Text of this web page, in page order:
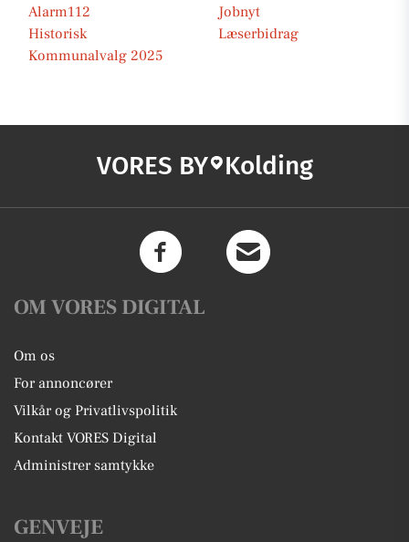
Alarm112
Jobnyt
Historisk
Læserbidrag
Kommunalvalg 2025
VORES BY Kolding
OM VORES DIGITAL
Om os
For annoncører
Vilkår og Privatlivspolitik
Kontakt VORES Digital
Administrer samtykke
GENVEJE